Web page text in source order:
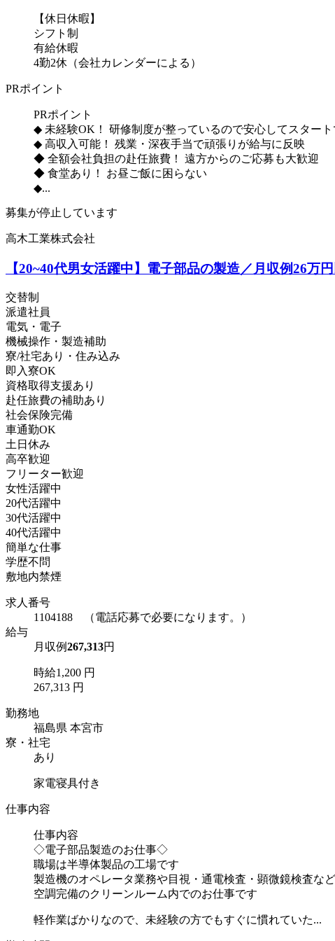
【休日休暇】
シフト制
有給休暇
4勤2休（会社カレンダーによる）
PRポイント
PRポイント
◆ 未経験OK！ 研修制度が整っているので安心してスタート
◆ 高収入可能！ 残業・深夜手当で頑張りが給与に反映
◆ 全額会社負担の赴任旅費！ 遠方からのご応募も大歓迎
◆ 食堂あり！ お昼ご飯に困らない
◆...
募集が停止しています
高木工業株式会社
【20~40代男女活躍中】電子部品の製造／月収例26
交替制
派遣社員
電気・電子
機械操作・製造補助
寮/社宅あり・住み込み
即入寮OK
資格取得支援あり
赴任旅費の補助あり
社会保険完備
車通勤OK
土日休み
高卒歓迎
フリーター歓迎
女性活躍中
20代活躍中
30代活躍中
40代活躍中
簡単な仕事
学歴不問
敷地内禁煙
求人番号
1104188 （電話応募で必要になります。）
給与
月収例267,313円
時給1,200 円
267,313 円
勤務地
福島県 本宮市
寮・社宅
あり
家電寝具付き
仕事内容
仕事内容
◇電子部品製造のお仕事◇
職場は半導体製品の工場です
製造機のオペレータ業務や目視・通電検査・顕微鏡検査な
空調完備のクリーンルーム内でのお仕事です
軽作業ばかりなので、未経験の方でもすぐに慣れていた...